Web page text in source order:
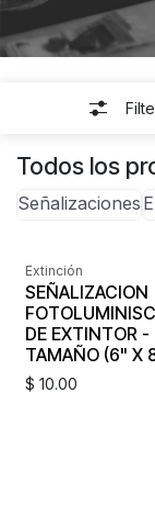
Todos los
Señalizaciones
Extinción
SEÑALIZACION
DE EXTINTOR -
TAMAÑO (6" X
$ 10.00